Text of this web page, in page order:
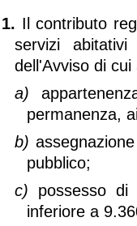
1. Il contributo
servizi
dell'Avviso di cui
a)
permanenza,
b)
pubblico;
c) possesso
inferiore a